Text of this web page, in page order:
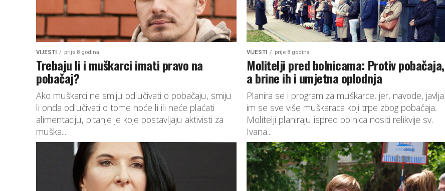
VIJESTI prije 8 godina
Trebaju li i muškarci imati pravo na
pobačaj?
Ako muškarci ne smiju odlučivati o pobačaju, smiju
li onda odlučivati o tome hoće li ili neće plaćati
alimentaciju, pitanje je koje postavljaju aktivisti za
muška...
VIJESTI prije 8 godina
Molitelji pred bolnicama: Protiv pobačaja,
a brine ih i umjetna oplodnja
Planira se i program za muškarce, jer, navode, javlja
im se sve više muškaraca koji trpe zbog pobačaja.
Molitelji planiraju ispred bolnica nositi relikvije sv.
Ivana...